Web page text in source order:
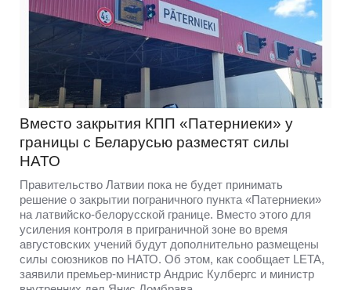
Вместо закрытия КПП «Патерниеки» у
границы с Беларусью разместят силы
НАТО
Правительство Латвии пока не будет принимать
решение о закрытии пограничного пункта «Патерниеки»
на латвийско-белорусской границе. Вместо этого для
усиления контроля в приграничной зоне во время
августовских учений будут дополнительно размещены
силы союзников по НАТО. Об этом, как сообщает LETA,
заявили премьер-министр Андрис Кулбергс и министр